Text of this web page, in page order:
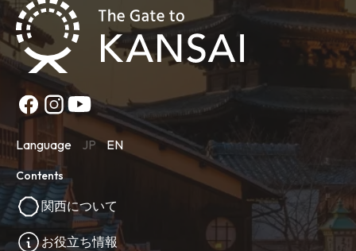
Language JP EN
Contents
関西について
お役立ち情報